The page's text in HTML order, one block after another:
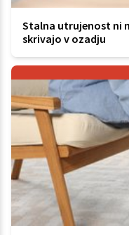
Stalna utrujenost ni
skrivajo v ozadju